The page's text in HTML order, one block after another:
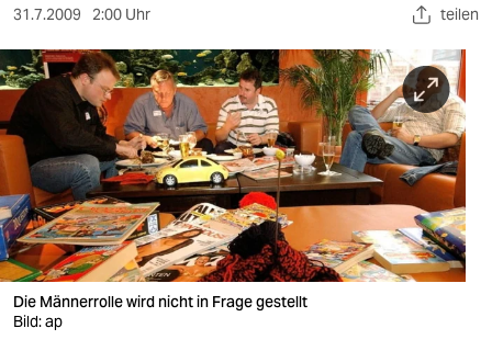
sport
berlin
nord
wahrheit
verlag
verlag
veranstaltungen
31.7.2009 2:00 Uhr teilen
Die Männerrolle wird nicht in Frage gestellt
Bild: ap